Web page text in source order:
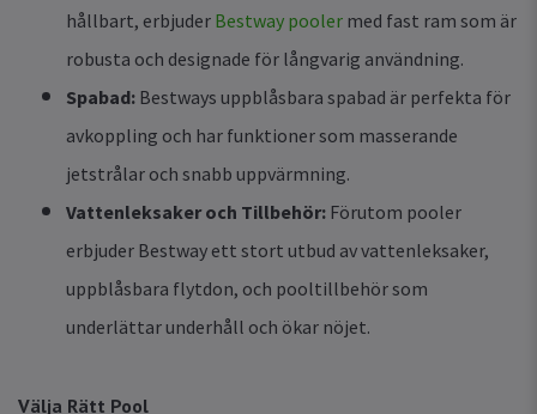
hållbart, erbjuder Bestway pooler med fast ram som är
robusta och designade för långvarig användning.
Spabad: Bestways uppblåsbara spabad är perfekta för
avkoppling och har funktioner som masserande
jetstrålar och snabb uppvärmning.
Vattenleksaker och Tillbehör: Förutom pooler
erbjuder Bestway ett stort utbud av vattenleksaker,
uppblåsbara flytdon, och pooltillbehör som
underlättar underhåll och ökar nöjet.
Välja Rätt Pool